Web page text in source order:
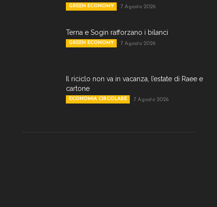
GREEN ECONOMY 7 Agosto 2026
Terna e Sogin rafforzano i bilanci
GREEN ECONOMY 7 Agosto 2026
Il riciclo non va in vacanza, l’estate di Raee e
cartone
ECONOMIA CIRCOLARE 7 Agosto 2026